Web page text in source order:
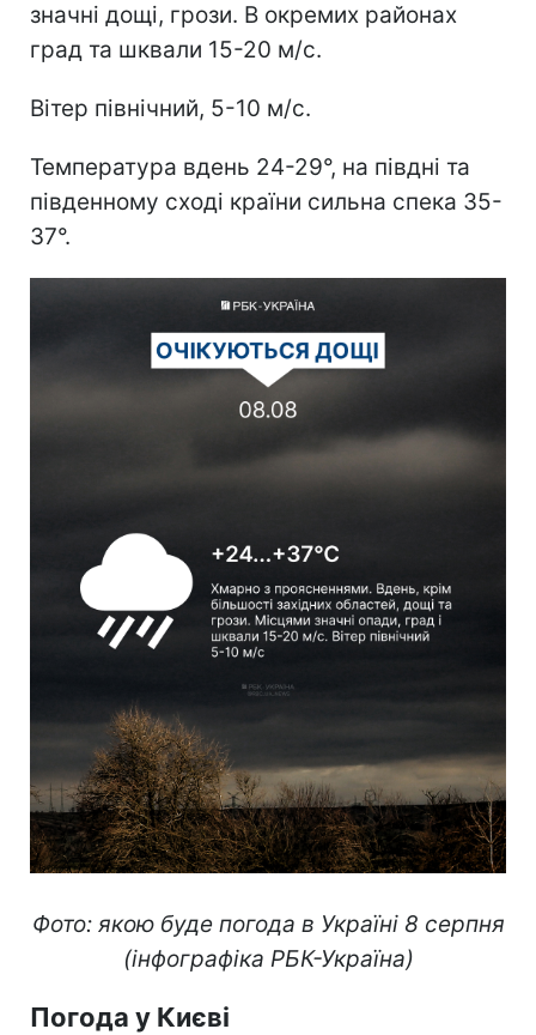
значні дощі, грози. В окремих районах
град та шквали 15-20 м/с.
Вітер північний, 5-10 м/с.
Температура вдень 24-29°, на півдні та
південному сході країни сильна спека 35-
37°.
Фото: якою буде погода в Україні 8 серпня
(інфографіка РБК-Україна)
Погода у Києві